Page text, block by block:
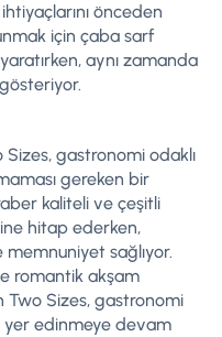
önceden
için çaba sarf
aynı zamanda
gastronomi odaklı
gereken bir
kaliteli ve çeşitli
hitap ederken,
memnuniyet sağlıyor.
romantik akşam
Two Sizes, gastronomi
yer edinmeye devam